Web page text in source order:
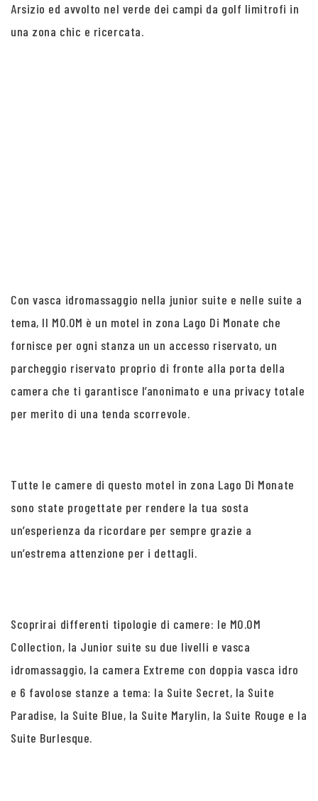
Arsizio ed avvolto nel verde dei campi da golf limitrofi in
una zona chic e ricercata.
Con vasca idromassaggio nella junior suite e nelle suite a
tema, Il MO.OM è un motel in zona Lago Di Monate che
fornisce per ogni stanza un un accesso riservato, un
parcheggio riservato proprio di fronte alla porta della
camera che ti garantisce l’anonimato e una privacy totale
per merito di una tenda scorrevole.
Tutte le camere di questo motel in zona Lago Di Monate
sono state progettate per rendere la tua sosta
un’esperienza da ricordare per sempre grazie a
un’estrema attenzione per i dettagli.
Scoprirai differenti tipologie di camere: le MO.OM
Collection, la Junior suite su due livelli e vasca
idromassaggio, la camera Extreme con doppia vasca idro
e 6 favolose stanze a tema: la Suite Secret, la Suite
Paradise, la Suite Blue, la Suite Marylin, la Suite Rouge e la
Suite Burlesque.